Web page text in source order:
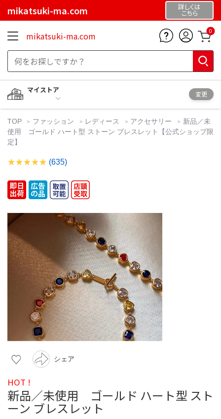
mikatsuki-ma.com 詳しくは
こちら
mikatsuki-ma.com 0
マイストア
変更
TOP ファッション レディース アクセサリー
新品／未
使用 ゴールド ハート型 ストーン ブレスレット【公式ショップ限
定】
(635)
シェア
HOT !
新品／未使用 ゴールド ハート型 スト
ーン ブレスレット